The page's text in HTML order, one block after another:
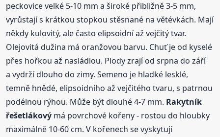
peckovice velké 5-10 mm a široké přibližně 3-5 mm,
vyrůstají s krátkou stopkou stěsnané na větévkách. Mají
někdy kulovitý, ale často elipsoidní až vejčitý tvar.
Olejovitá dužina má oranžovou barvu. Chuť je od kyselé
přes hořkou až nasládlou. Plody zrají od srpna do září
a vydrží dlouho do zimy. Semeno je hladké lesklé,
temně hnědé, elipsoidního až vejčitého tvaru, s patrnou
podélnou rýhou. Může být dlouhé 4-7 mm. Rakytník
řešetlákový má povrchové kořeny - rostou do hloubky
maximálně 10-60 cm. V kořenech se vyskytují